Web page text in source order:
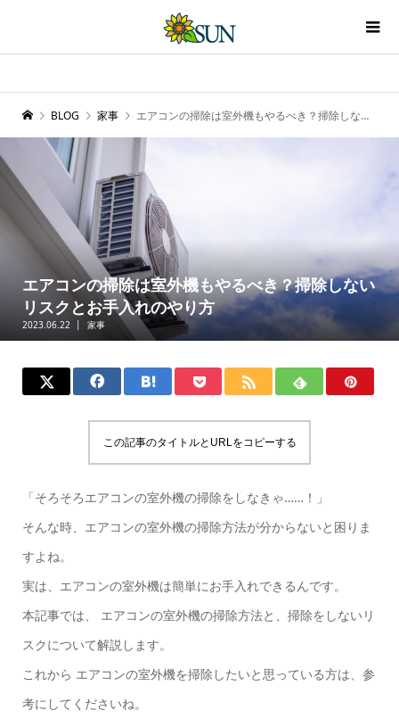
BLOG 家事 エアコンの掃除は室外機もやるべき？掃除しないリスクとお手入れのやり方
エアコンの掃除は室外機もやるべき？掃除しない
リスクとお手入れのやり方
2023.06.22 家事
この記事のタイトルとURLをコピーする
「そろそろエアコンの室外機の掃除をしなきゃ……！」
そんな時、エアコンの室外機の掃除方法が分からないと困りま
すよね。
実は、エアコンの室外機は簡単にお手入れできるんです。
本記事では、 エアコンの室外機の掃除方法と、掃除をしないリ
スクについて解説します。
これから エアコンの室外機を掃除したいと思っている方は、参
考にしてくださいね。